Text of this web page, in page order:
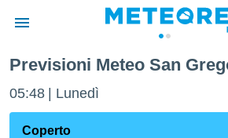
di
Previsioni Meteo San
05:48 Lunedì
Coperto